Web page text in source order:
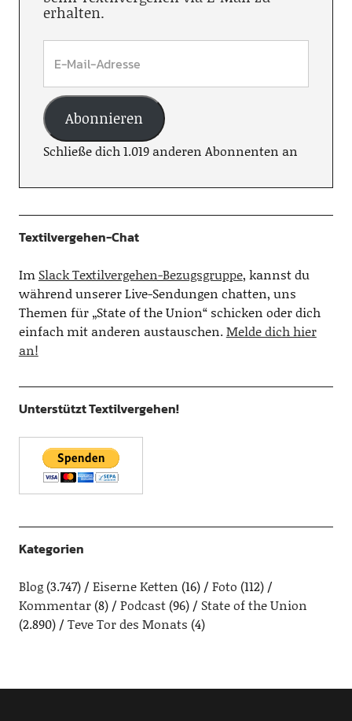
erhalten.
Abonnieren
Schließe dich 1.019 anderen Abonnenten an
Textilvergehen-Chat
Im Slack Textilvergehen-Bezugsgruppe, kannst du
während unserer Live-Sendungen chatten, uns
Themen für „State of the Union“ schicken oder dich
einfach mit anderen austauschen.Melde dich hier
an!
Unterstützt Textilvergehen!
Kategorien
Blog(3.747) Eiserne Ketten (16) Foto (112)
Kommentar(8) Podcast(96)
State of the Union
(2.890)
Teve Tor des Monats (4)